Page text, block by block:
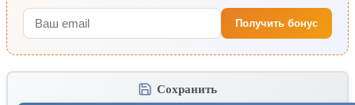
Получить бонус
Сохранить